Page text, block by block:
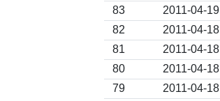
83
2011-04-19
82
2011-04-18
81
2011-04-18
80
2011-04-18
79
2011-04-18